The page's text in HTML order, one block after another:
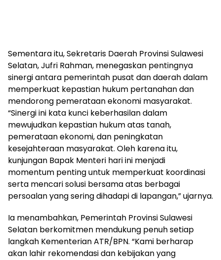
Sementara itu, Sekretaris Daerah Provinsi Sulawesi
Selatan, Jufri Rahman, menegaskan pentingnya
sinergi antara pemerintah pusat dan daerah dalam
memperkuat kepastian hukum pertanahan dan
mendorong pemerataan ekonomi masyarakat.
“Sinergi ini kata kunci keberhasilan dalam
mewujudkan kepastian hukum atas tanah,
pemerataan ekonomi, dan peningkatan
kesejahteraan masyarakat. Oleh karena itu,
kunjungan Bapak Menteri hari ini menjadi
momentum penting untuk memperkuat koordinasi
serta mencari solusi bersama atas berbagai
persoalan yang sering dihadapi di lapangan,” ujarnya.
Ia menambahkan, Pemerintah Provinsi Sulawesi
Selatan berkomitmen mendukung penuh setiap
langkah Kementerian ATR/BPN. “Kami berharap
akan lahir rekomendasi dan kebijakan yang